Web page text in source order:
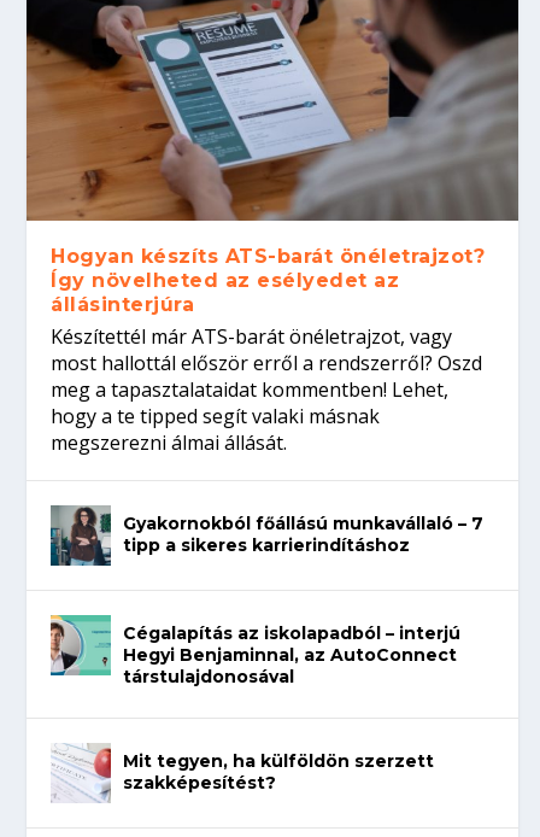
Hogyan készíts ATS-barát önéletrajzot?
Így növelheted az esélyedet az
állásinterjúra
Készítettél már ATS-barát önéletrajzot, vagy
most hallottál először erről a rendszerről? Oszd
meg a tapasztalataidat kommentben! Lehet,
hogy a te tipped segít valaki másnak
megszerezni álmai állását.
Gyakornokból főállású munkavállaló – 7
tipp a sikeres karrierindításhoz
Cégalapítás az iskolapadból – interjú
Hegyi Benjaminnal, az AutoConnect
társtulajdonosával
Mit tegyen, ha külföldön szerzett
szakképesítést?